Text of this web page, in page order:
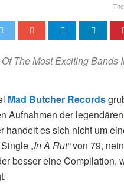
The Most Exciting Bands
Mad Butcher Records
Aufnahmen der legendären
handelt es sich nicht um
„In A Rut“von 79,
besser eine Compilation,